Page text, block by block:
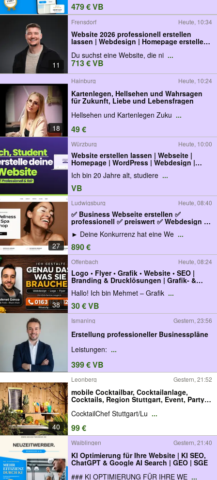
479 € VB
11
Frensdorf Heute, 10:34
Website 2026 professionell erstellen
lassen | Webdesign | Homepage erstellen
Du suchst eine Website, die ni ...
713 € VB
18
Hainburg Heute, 10:24
Kartenlegen, Hellsehen und Wahrsagen
für Zukunft, Liebe und Lebensfragen
Hellsehen und Kartenlegen Zuku ...
49 €
Würzburg Heute, 10:00
Website erstellen lassen | Webseite |
Homepage | WordPress | Webdesign |
Shopify | Onlineshop bauen |
WooCommerce | SEO Optimierung |
Landingpage | Webshop | Online-Shop
Aufbau | Internetseite
Ich bin 20 Jahre alt, studiere ...
VB
27
Ludwigsburg Heute, 08:40
✅ Business Webseite erstellen ✅
professionell ✅ preiswert ✅ Webdesign |
Website | Homepage erstellen | Web
Agentur
► Deine Konkurrenz hat eine We ...
890 €
38
Offenbach Heute, 08:24
Logo • Flyer • Grafik • Website • SEO |
Branding & Drucklösungen | Grafik- &
Webdesig n
Hallo! Ich bin Mehmet – Grafik ...
30 € VB
Ismaning Gestern, 23:56
Erstellung professioneller Businesspläne
Leistungen: ...
399 € VB
40
Leonberg Gestern, 21:52
mobile Cocktailbar, Cocktailanlage,
Cocktails, Region Stuttgart, Event, Party,
Firmenfeier, Geburtstag, Hochzeit,
Cocktailchef Stuttgart, Cocktailchef
Ludwigsburg, Getränke, Baden
Württemberg
CocktailChef Stuttgart/Lu ...
99 €
Waiblingen Gestern, 21:40
KI Optimierung für Ihre Website | KI SEO,
ChatGPT & Google AI Search | GEO | SGE
### KI OPTIMIERUNG FÜR IHRE WE ...